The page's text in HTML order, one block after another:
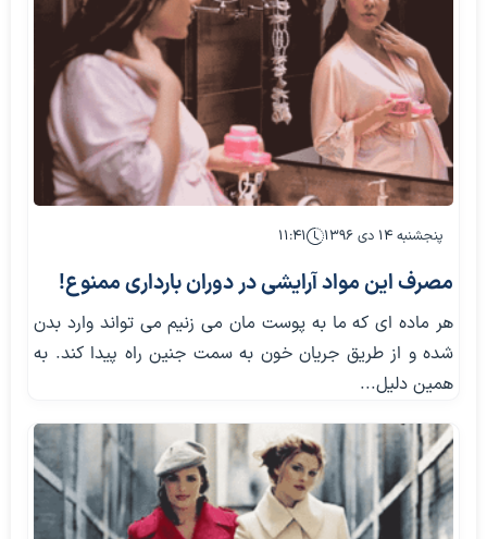
پنجشنبه ۱۴ دی ۱۳۹۶ ۱۱:۴۱
مصرف این مواد آرايشی در دوران بارداری ممنوع!
هر ماده ای که ما به پوست مان می زنیم می تواند وارد بدن
شده و از طریق جریان خون به سمت جنین راه پیدا کند. به
همین دلیل...